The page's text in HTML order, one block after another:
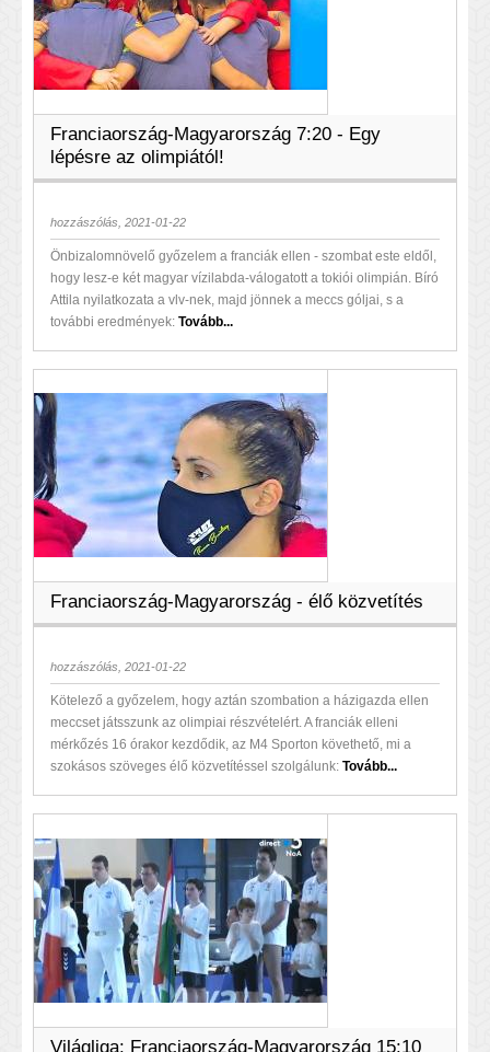
Franciaország-Magyarország 7:20 - Egy
lépésre az olimpiától!
hozzászólás, 2021-01-22
Önbizalomnövelő győzelem a franciák ellen - szombat este eldől,
hogy lesz-e két magyar vízilabda-válogatott a tokiói olimpián. Bíró
Attila nyilatkozata a vlv-nek, majd jönnek a meccs góljai, s a
további eredmények: Tovább...
Franciaország-Magyarország - élő közvetítés
hozzászólás, 2021-01-22
Kötelező a győzelem, hogy aztán szombation a házigazda ellen
meccset játsszunk az olimpiai részvételért. A franciák elleni
mérkőzés 16 órakor kezdődik, az M4 Sporton követhető, mi a
szokásos szöveges élő közvetítéssel szolgálunk: Tovább...
Világliga: Franciaország-Magyarország 15:10